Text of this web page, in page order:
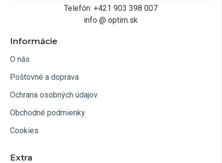
Telefón: +421 903 398 007
info @ optim.sk
Informácie
O nás
Poštovné a doprava
Ochrana osobných údajov
Obchodné podmienky
Cookies
Extra